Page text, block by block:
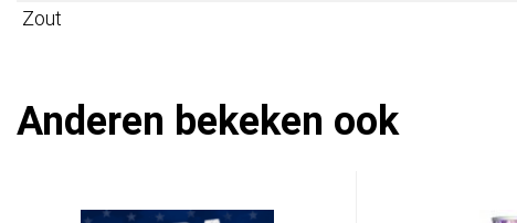
Zout
Anderen bekeken ook